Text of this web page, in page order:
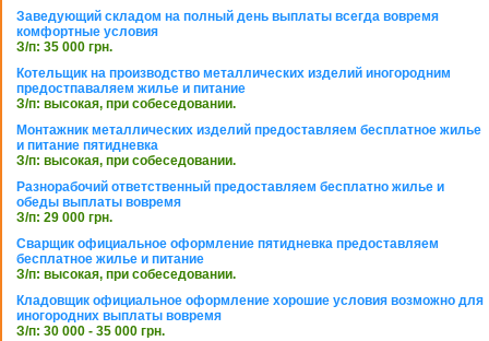
Заведующий складом на полный день выплаты всегда вовремя
комфортные условия
З/п: 35 000 грн.
Котельщик на производство металлических изделий иногородним
предостпаваляем жилье и питание
З/п: высокая, при собеседовании.
Монтажник металлических изделий предоставляем бесплатное жилье
и питание пятидневка
З/п: высокая, при собеседовании.
Разнорабочий ответственный предоставляем бесплатно жилье и
обеды выплаты вовремя
З/п: 29 000 грн.
Сварщик официальное оформление пятидневка предоставляем
бесплатное жилье и питание
З/п: высокая, при собеседовании.
Кладовщик официальное оформление хорошие условия возможно для
иногородних выплаты вовремя
З/п: 30 000 - 35 000 грн.